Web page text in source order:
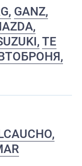
GANZ
TE